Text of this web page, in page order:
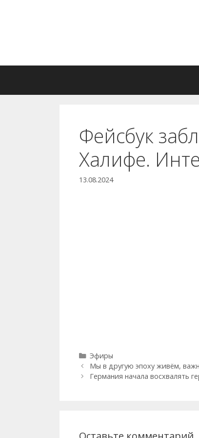
Фейсбук
Халифе.
13.08.2024
Рубрики
Эфиры
Мы в другую эпоху живём,
Германия начала восхвалять